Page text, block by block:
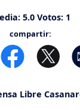
5.0Votos: 1
compartir: